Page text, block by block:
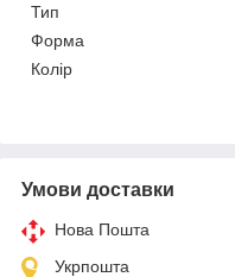
Тип
Форма
Колір
Умови доставки
Нова Пошта
Укрпошта